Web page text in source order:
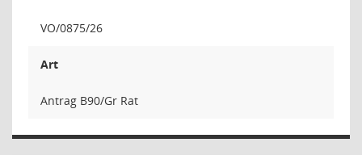
VO/0875/26
Art
Antrag B90/Gr Rat